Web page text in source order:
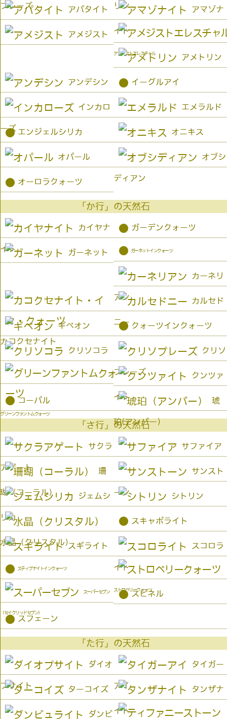
プレーズ リン
アパタイト アマゾナ
イト
アメジスト
アメジストエレスチャル アメトリン
アンデシン ● イーグルアイ
インカロ
ーズ
エメラルド
● エンジェルシリカ オニキス
オパール オブシ
ディアン
● オーロラクォーツ
「か行」の天然石
カイヤナ
イト
● ガーデンクォーツ
ガーネット ● ガーネットインクォーツ
カーネリ
アン
カコクセナイト
カルセド
ニー
ギベオン ● クォーツインクォーツ
クリソコラ クリソ
プレーズ
グリーンファントムクォーツ
クンツァ
イト
● コーパル 琥
珀(アンバー）
「さ行」の天然石
サクラ
アゲート
サファイア
珊
瑚（コーラル）
サンスト
ーン
ジェムシ
リカ
シトリン
水晶（クリスタル）
● スキャポライト
スギライト スコロラ
イト
● スティブナイトインクォーツ
ストロベリークォーツ
スーパーセブン
（セイクリッドセブン）
● スピネル
● スフェーン
「た行」の天然石
ダイオ
プサイト
タイガー
アイ
ターコイズ タンザナ
イト
ダンビ